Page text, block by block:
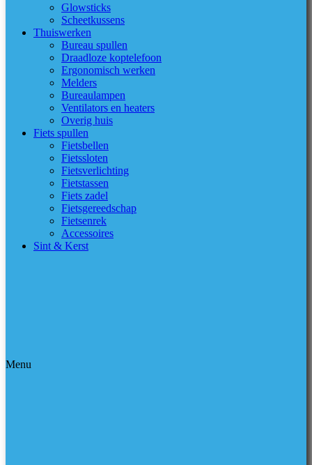
Glowsticks
Scheetkussens
Thuiswerken
Bureau spullen
Draadloze koptelefoon
Ergonomisch werken
Melders
Bureaulampen
Ventilators en heaters
Overig huis
Fiets spullen
Fietsbellen
Fietssloten
Fietsverlichting
Fietstassen
Fiets zadel
Fietsgereedschap
Fietsenrek
Accessoires
Sint & Kerst
Menu